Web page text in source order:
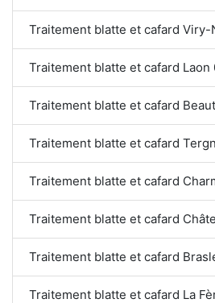
Traitement blatte et cafard
Traitement blatte et cafard Laon
Traitement blatte et cafard
Traitement blatte et cafard
Traitement blatte et cafard
Traitement blatte et cafard
Traitement blatte et cafard
Traitement blatte et cafard La